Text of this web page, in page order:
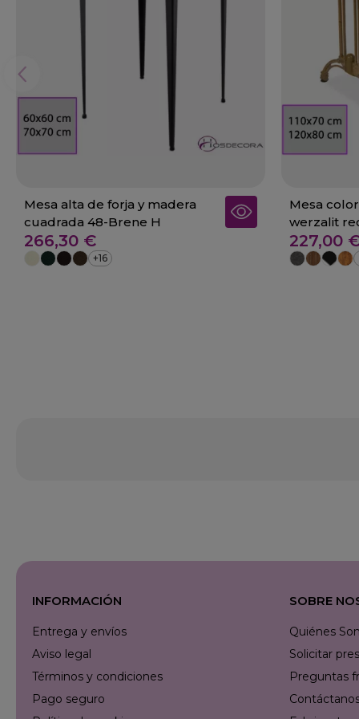
Mesa alta de forja y madera
cuadrada 48-Brene H
266,30 €
+16
Mesa
werzalit
227,00
INFORMACIÓN
Entrega y envíos
Aviso legal
Términos y condiciones
Pago seguro
SOBRE
Quiénes
Solicitar
Preguntas